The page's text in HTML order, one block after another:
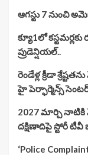
ఆగస్టు 7 నుంచి
క్యూ1లో
ప్రుడెన్షియల్..
రెండేళ్ల క్రీడా
హై పెర్ఫార్మెన్స్
2027 మార్చి నాటికి
దక్షిణాదిపై స్టోరీ టీవీ
‘Police